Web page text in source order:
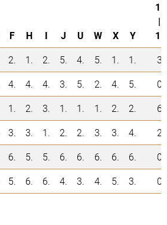
F H I J U W X Y
1.
|
1.
2. 1. 2. 5. 4. 5. 1. 1.
3
4. 4. 4. 3. 5. 2. 4. 5.
0
1. 2. 3. 1. 1. 1. 2. 2.
6
3. 3. 1. 2. 2. 3. 3. 4.
2
6. 5. 5. 6. 6. 6. 6. 6.
0
5. 6. 6. 4. 3. 4. 5. 3. 0